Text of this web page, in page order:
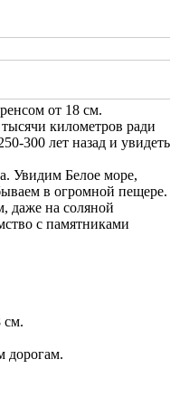
от 18 см.
километров ради
300 лет назад и увидеть
Увидим Белое море,
в огромной пещере.
даже на соляной
с памятниками
см.
дорогам.